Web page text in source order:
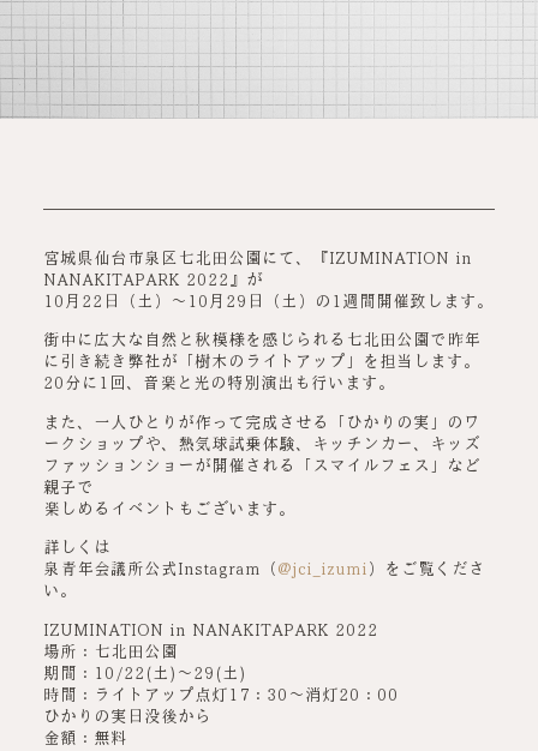
宮城県仙台市泉区七北田公園にて、『IZUMINATION in
NANAKITAPARK 2022』が
10月22日（土）～10月29日（土）の1週間開催致します。
街中に広大な自然と秋模様を感じられる七北田公園で昨年
に引き続き弊社が「樹木のライトアップ」を担当します。
20分に1回、音楽と光の特別演出も行います。
また、一人ひとりが作って完成させる「ひかりの実」のワ
ークショップや、熱気球試乗体験、キッチンカー、キッズ
ファッションショーが開催される「スマイルフェス」など
親子で
楽しめるイベントもございます。
詳しくは
泉青年会議所公式Instagram（ @jci_izumi ）をご覧くださ
い。
IZUMINATION in NANAKITAPARK 2022
場所：七北田公園
期間：10/22(土)～29(土)
時間：ライトアップ点灯17：30～消灯20：00
ひかりの実日没後から
金額：無料